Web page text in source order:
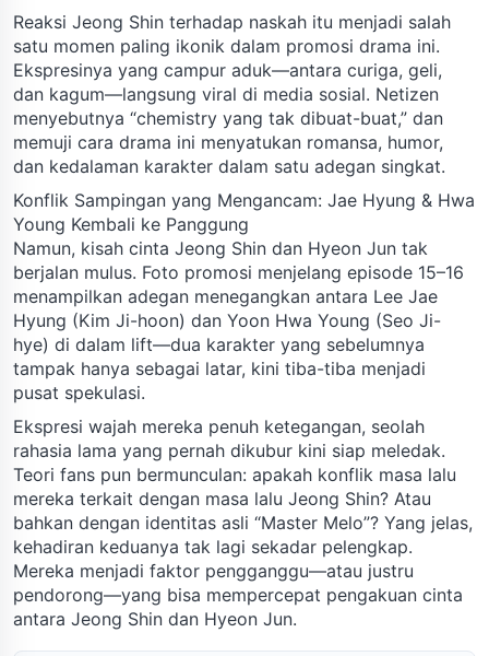
Reaksi Jeong Shin terhadap naskah itu menjadi salah
satu momen paling ikonik dalam promosi drama ini.
Ekspresinya yang campur aduk—antara curiga, geli,
dan kagum—langsung viral di media sosial. Netizen
menyebutnya “chemistry yang tak dibuat-buat,” dan
memuji cara drama ini menyatukan romansa, humor,
dan kedalaman karakter dalam satu adegan singkat.
Konflik Sampingan yang Mengancam: Jae Hyung & Hwa
Young Kembali ke Panggung
Namun, kisah cinta Jeong Shin dan Hyeon Jun tak
berjalan mulus. Foto promosi menjelang episode 15–16
menampilkan adegan menegangkan antara Lee Jae
Hyung (Kim Ji-hoon) dan Yoon Hwa Young (Seo Ji-
hye) di dalam lift—dua karakter yang sebelumnya
tampak hanya sebagai latar, kini tiba-tiba menjadi
pusat spekulasi.
Ekspresi wajah mereka penuh ketegangan, seolah
rahasia lama yang pernah dikubur kini siap meledak.
Teori fans pun bermunculan: apakah konflik masa lalu
mereka terkait dengan masa lalu Jeong Shin? Atau
bahkan dengan identitas asli “Master Melo”? Yang jelas,
kehadiran keduanya tak lagi sekadar pelengkap.
Mereka menjadi faktor pengganggu—atau justru
pendorong—yang bisa mempercepat pengakuan cinta
antara Jeong Shin dan Hyeon Jun.